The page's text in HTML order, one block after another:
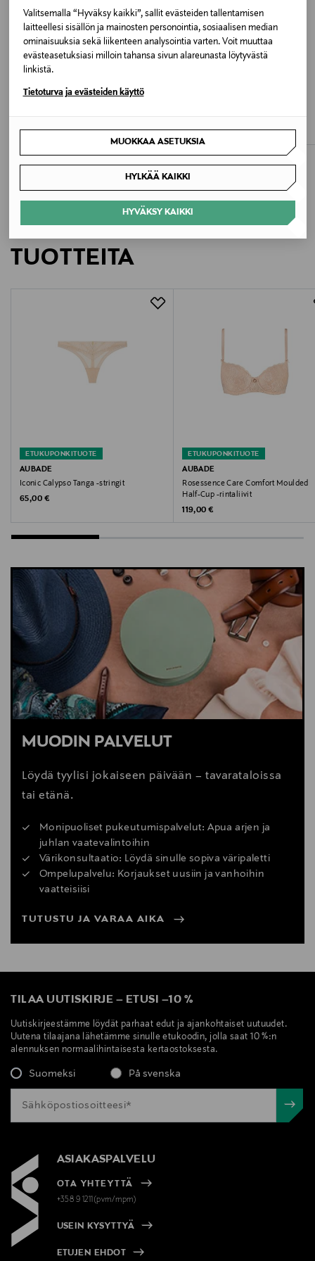
Valitsemalla “Hyväksy kaikki”, sallit evästeiden tallentamisen
laitteellesi sisällön ja mainosten personointia, sosiaalisen median
ominaisuuksia sekä liikenteen analysointia varten. Voit muuttaa
evästeasetuksiasi milloin tahansa sivun alareunasta löytyvästä
linkistä.
Tietoturva ja evästeiden käyttö
MUOKKAA ASETUKSIA
HYLKÄÄ KAIKKI
HYVÄKSY KAIKKI
CHARCOAL (MUSTA)
Valmistusmaa
Kiina
Valmistajan tuotenumero
Valmistaja
Lageweg 4, 9260 Schellebelle, Belgium
ETUKUPONKITUOTE
Original Price
99,90 €
Original Price
42,90 €
LISÄÄ KIINNOSTAVIA
TUOTTEITA
ETUKUPONKITUOTE
AUBADE
Iconic Calypso Tanga -stringit
Original Price
65,00 €
ETUKUPONKITUOTE
AUBADE
Rosessence Care Comfort Moulded
Half-Cup -rintaliivit
Original Price
119,00 €
MUODIN PALVELUT
Löydä tyylisi jokaiseen päivään – tavarataloissa
tai etänä.
Monipuoliset pukeutumispalvelut: Apua arjen ja
juhlan vaatevalintoihin
Värikonsultaatio: Löydä sinulle sopiva väripaletti
Ompelupalvelu: Korjaukset uusiin ja vanhoihin
vaatteisiisi
TUTUSTU JA VARAA AIKA
TILAA UUTISKIRJE – ETUSI –10 %
Uutiskirjeestämme löydät parhaat edut ja ajankohtaiset uutuudet.
Uutena tilaajana lähetämme sinulle etukoodin, jolla saat 10 %:n
alennuksen normaalihintaisesta kertaostoksesta.
Suomeksi På svenska
ASIAKASPALVELU
OTA YHTEYTTÄ
+358 9 1211(pvm/mpm)
USEIN KYSYTTYÄ
ETUJEN EHDOT